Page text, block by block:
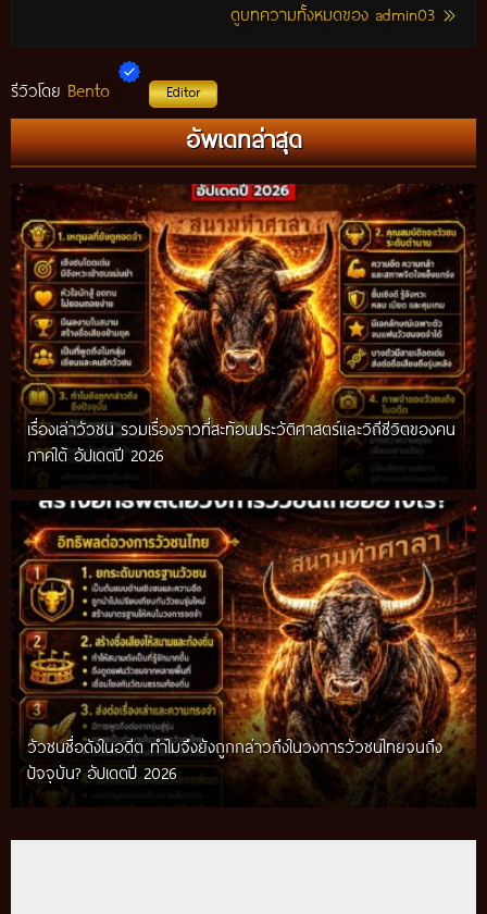
ดูบทความทั้งหมดของ admin03
รีวิวโดย Bento Editor
อัพเดทล่าสุด
เรื่องเล่าวัวชน รวมเรื่องราวที่สะท้อนประวัติศาสตร์และวิถีชีวิตของคน
ภาคใต้ อัปเดตปี 2026
วัวชนชื่อดังในอดีต ทำไมจึงยังถูกกล่าวถึงในวงการวัวชนไทยจนถึง
ปัจจุบัน? อัปเดตปี 2026
กติกาวัวชนสมัยก่อน วิถีการแข่งขันดั้งเดิมที่สืบทอดผ่านภูมิปัญญา
ท้องถิ่น อัปเดตปี 2026